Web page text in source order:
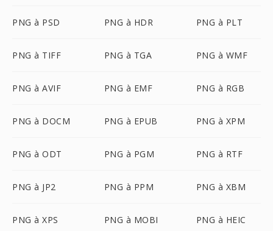
PNG à PSD PNG à HDR PNG à PLT
PNG à TIFF PNG à TGA PNG à WMF
PNG à AVIF PNG à EMF PNG à RGB
PNG à DOCM PNG à EPUB PNG à XPM
PNG à ODT PNG à PGM PNG à RTF
PNG à JP2 PNG à PPM PNG à XBM
PNG à XPS PNG à MOBI PNG à HEIC